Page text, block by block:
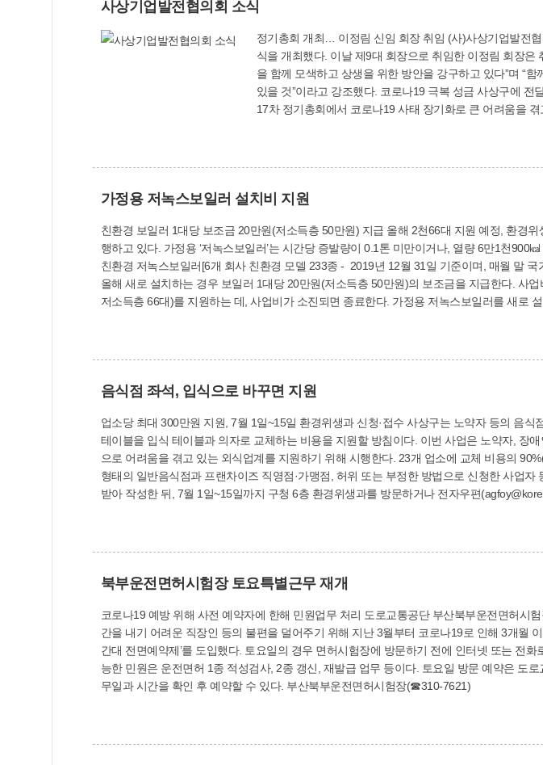
사상기업발전협의회 소식
정기총회 개최… 이정림 신임 회장 취임 (사)사상기업발전협의회(회장 이정림)는 6월 8일 오후 5시 롯데호텔에서 제17차 정기총회 및 회장 이·취임
식을 개최했다. 이날 제9대 회장으로 취임한 이정림 회장
을 함께 모색하고 상생을 위한 방안을 강구하고 있다”며 “
있을 것”이라고 강조했다. 코로나19 극복 성금 사상구에 전달 (사)사상기업발전협의회(회장 이정림·사진 오른쪽)는 6월 8일 롯데호텔에서 열린 제
17차 정기총회에서 코로나19 사태 장기화로 큰 어려움을
가정용 저녹스보일러 설치비 지원
친환경 보일러 1대당 보조금 20만원(저소득층 50만원) 지급 올해 2천66대 지원 예정, 환경위생과에서 신청·접수 사상구는 대기질 개선을 위해 가정용
행하고 있다. 가정용 ‘저녹스보일러’는 시간당 증발량이 0.1톤 미만이거나, 열량 6만1천900㎉ 미만인 보일러로 한국환경산업기술원의 ‘환경표지 인증’을 받은 제품을 말한다. 이러한
친환경 저녹스보일러[6개 회사 친환경 모델 233종 - 2019년 12월 31일 기준이며, 매월 말
올해 새로 설치하는 경우 보일러 1대당 20만원(저소득층 50만원)의 보조금을 지급한다. 사업비(국·시비) 4억3천300만원으로 2천66대(일반 2천대, 기초생활수급자·차상위계층 등
저소득층 66대)를 지원하는 데, 사업비가 소진되면 종료한다. 가정용 저녹스보일러를 새로 설치하는 주민은 물론, 민간 보육시설과 요양시설, 오피스텔, 상업시설 등 가정용 외의 시
음식점 좌석, 입식으로 바꾸면 지원
업소당 최대 300만원 지원, 7월 1일~15일 환경위생과 신청·접수 사상구는 노약자 등의 음식점 이용 편의를 위해 ‘음식점 입식좌석 개선 지원사업’을 추진한다. 구는 음식점 내 좌식
테이블을 입식 테이블과 의자로 교체하는 비용을 지원할 방침이다. 이번 사업은 노약자, 장애인, 외국인 등의 좌식 테이블 이용 불편을 덜고, 코로나19 사태 장기화로 인한 매출 급감
으로 어려움을 겪고 있는 외식업계를 지원하기 위해 시행한다. 23개 업소에 교체 비용의 90%(자부담 10%)
형태의 일반음식점과 프랜차이즈 직영점·가맹점, 허위 또는 부정한 방법으로 신청한 사업자 등은 지원 대상에서 제외된다. 신청은 구 홈
받아 작성한 뒤, 7월 1일~15일까지 구청 6층 환경위생과를 방문하거나 전자우편(agfoy@korea.kr) 또는 등기우편으로 제출
북부운전면허시험장 토요특별근무 재개
코로나19 예방 위해 사전 예약자에 한해 민원업무 처리 도로교통공단 부산북부운전면허시험장이 6월 13일부터 ‘토요특별근무’를 실시하고 있다. 북부운전면허시험장은 평일에 시
간을 내기 어려운 직장인 등의 불편을 덜어주기 위해 지난 3월부터 코로나19로 인해 3개월 이상 중단해 온 ‘토요특
간대 전면예약제’를 도입했다. 토요일의 경우 면허시험장에 방문하기 전에 인터넷 또는 전화로 방문시
능한 민원은 운전면허 1종 적성검사, 2종 갱신, 재발급 업무 등이다. 토요일 방문 예약은 도로교통공단 ‘안전운전 통합민원’ 홈페이지 내 ‘운전면허발급’에서 원하는 시험장의 토요근
무일과 시간을 확인 후 예약할 수 있다. 부산북부운전면허시험장(☎310-7621)